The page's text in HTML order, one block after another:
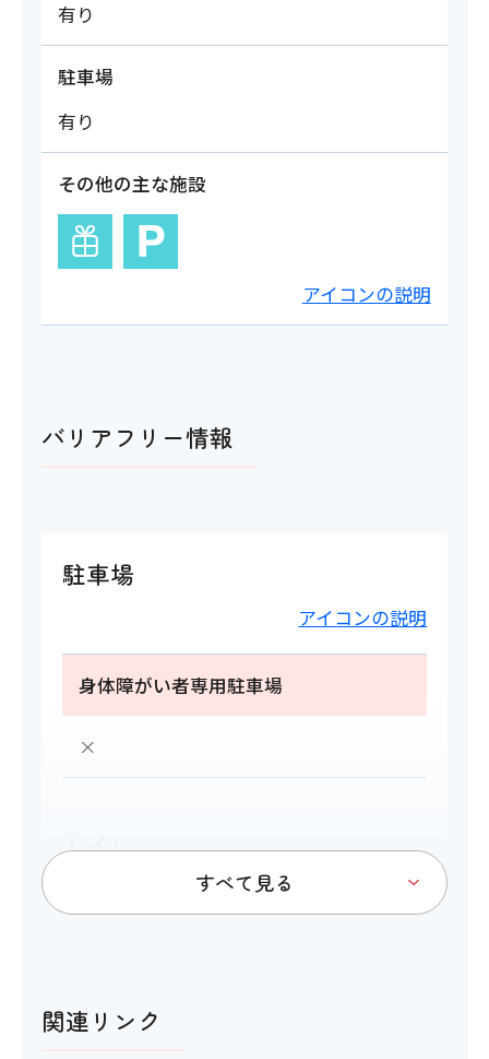
有り
駐車場
有り
その他の主な施設
アイコンの説明
バリアフリー情報
駐車場
アイコンの説明
身体障がい者専用駐車場
×
トイレ
アイコンの説明
×
関連リンク